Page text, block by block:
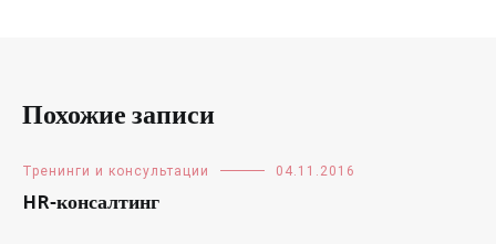
Похожие записи
Тренинги и консультации 04.11.2016
HR-консалтинг